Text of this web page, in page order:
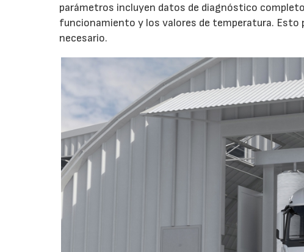
parámetros incluyen datos de diagnóstico
funcionamiento y los valores de temperatura.
necesario.